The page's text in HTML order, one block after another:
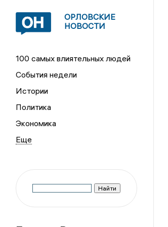
ОРЛОВСКИЕ
НОВОСТИ
100 самых влиятельных людей
События недели
Истории
Политика
Экономика